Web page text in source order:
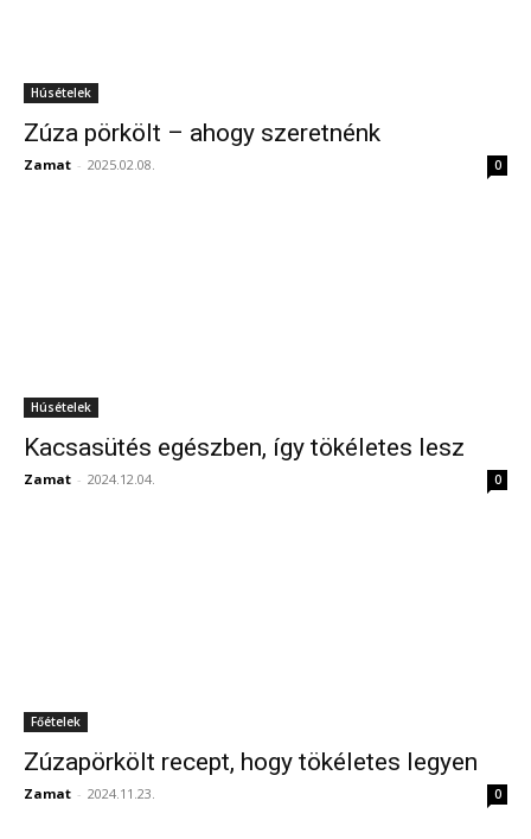
Húsételek
Zúza pörkölt – ahogy szeretnénk
Zamat - 2025.02.08. 0
Húsételek
Kacsasütés egészben, így tökéletes lesz
Zamat - 2024.12.04. 0
Főételek
Zúzapörkölt recept, hogy tökéletes legyen
Zamat - 2024.11.23. 0